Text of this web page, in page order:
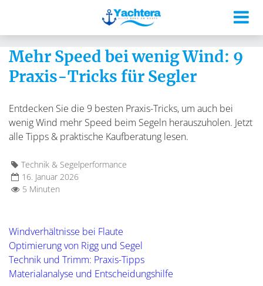
Mehr Speed bei wenig Wind: 9
Praxis-Tricks für Segler
Entdecken Sie die 9 besten Praxis-Tricks, um auch bei
wenig Wind mehr Speed beim Segeln herauszuholen. Jetzt
alle Tipps & praktische Kaufberatung lesen.
Technik & Segelperformance
16. Januar 2026
5 Minuten
Windverhältnisse bei Flaute
Optimierung von Rigg und Segel
Technik und Trimm: Praxis-Tipps
Materialanalyse und Entscheidungshilfe